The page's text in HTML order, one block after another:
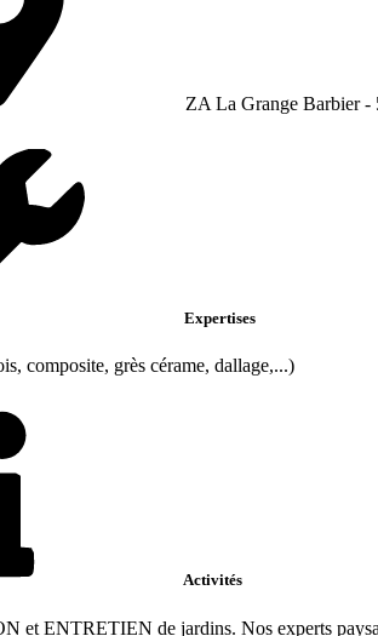
ZA La Grange Barbier -
Expertises
composite, grès cérame, dallage,...)
Activités
ENTRETIEN de jardins. Nos experts